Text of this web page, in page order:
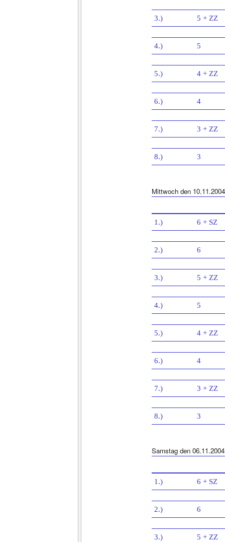
3.) 5 + ZZ
4.) 5
5.) 4 + ZZ
6.) 4
7.) 3 + ZZ
8.) 3
Mittwoch den 10.11.2004
1.) 6 + SZ
2.) 6
3.) 5 + ZZ
4.) 5
5.) 4 + ZZ
6.) 4
7.) 3 + ZZ
8.) 3
Samstag den 06.11.2004
1.) 6 + SZ
2.) 6
3.) 5 + ZZ